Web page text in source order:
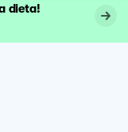
dieta!